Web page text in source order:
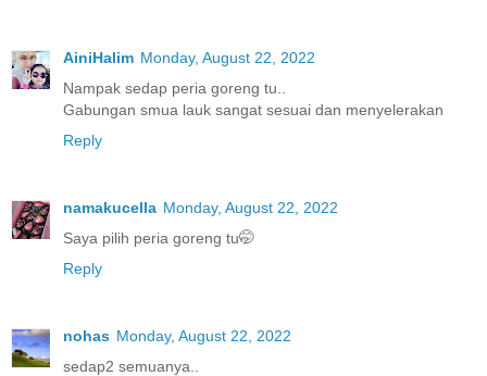
AiniHalim Monday, August 22, 2022
Nampak sedap peria goreng tu..
Gabungan smua lauk sangat sesuai dan menyelerakan
Reply
namakucella Monday, August 22, 2022
Saya pilih peria goreng tu🤭
Reply
nohas Monday, August 22, 2022
sedap2 semuanya..